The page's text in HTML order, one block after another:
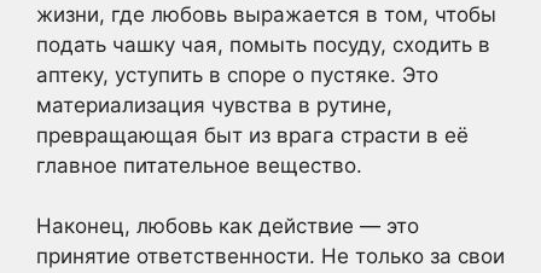
жизни, где любовь выражается в том, чтобы
подать чашку чая, помыть посуду, сходить в
аптеку, уступить в споре о пустяке. Это
материализация чувства в рутине,
превращающая быт из врага страсти в её
главное питательное вещество.
Наконец, любовь как действие — это
принятие ответственности. Не только за свои